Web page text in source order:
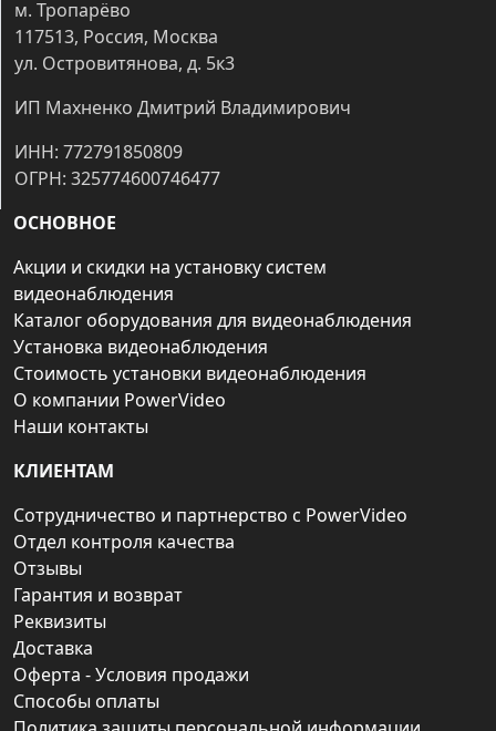
м. Тропарёво
117513, Россия, Москва
ул. Островитянова, д. 5к3
ИП Махненко Дмитрий Владимирович
ИНН: 772791850809
ОГРН: 325774600746477
ОСНОВНОЕ
Акции и скидки на установку систем
видеонаблюдения
Каталог оборудования для видеонаблюдения
Установка видеонаблюдения
Стоимость установки видеонаблюдения
О компании PowerVideo
Наши контакты
КЛИЕНТАМ
Сотрудничество и партнерство с PowerVideo
Отдел контроля качества
Отзывы
Гарантия и возврат
Реквизиты
Доставка
Оферта - Условия продажи
Способы оплаты